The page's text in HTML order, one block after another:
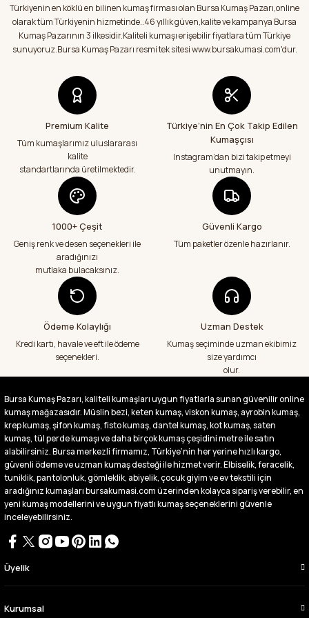
Ürün bilgilerinde hatalar bulunuyor.
Ürün fiyatı diğer sitelerden daha pahalı.
Bu ürüne benzer farklı alternatifler olmalı.
S... S... | 03/08/2026
Satıcı ilgili ve kısa sürede sorunsuz bir
doğrultusunda kumaşlarımı aldım.Çok
memnun kaldım.Teşekkürler
E... Y... | 01/08/2026
Kumaşlar eksiksiz tertemiz bir şekilde geldi
çok teşekkür ediyorum
Abdurrahman Samsur | 24/07/2026
Teslimatım özenli güzel hazırlanmış bir
şekilde geldi çok memnun kaldım emeği
geçenlere teşekkür ediyorum
Abdurrahman Samsur | 24/07/2026
Aradığım kumaşçı artık hep buradan alış
veriş yapacağım in şa Allah çünkü 4 farklı
kumaş aldım hem ölçü olarak hem
görüntü,doku olarak çok memnun kaldım
emeği geçenlere teşekkür ediyorum
A... S... | 24/07/2026
büyük kolaylık emeği geçenlere teşekkür
ediyorum
Abdurrahman Samsur | 24/07/2026
Buradan ikinci alışverişim ikisinden de çok
memnun kaldım teşekkürler.
Büşra Singeç | 02/07/2026
Bursa kumaş pazarından defalarca kumaş
aldım videoda anlatılıp gosterildigi gibi
uygun fiyatlarından ve kalitesinden dolayı
tercih ettiğim kumaşçi
Türkiyenin en köklü en bilinen kumaş firması olan Bursa Kumaş Pazarı,online
olarak tüm Türkiyenin hizmetinde..46 yıllık güven,kalite ve kampanya Bursa
Kumaş Pazarının 3 ilkesidir.Kaliteli kumaşı erişebilir fiyatlara tüm Türkiye
sunuyoruz.Bursa Kumaş Pazarı resmi tek sitesi www.bursakumasi.com'dur.
Premium Kalite
Tüm kumaşlarımız uluslararası
kalite
standartlarında üretilmektedir.
Türkiye’nin En Çok Takip Edilen
Kumaşçısı
Instagram’dan bizi takip etmeyi
unutmayın.
1000+ Çeşit
Geniş renk ve desen seçenekleri ile
aradığınızı
mutlaka bulacaksınız.
Güvenli Kargo
Tüm paketler özenle hazırlanır.
Ödeme Kolaylığı
Kredi kartı, havale ve eft ile ödeme
seçenekleri.
Uzman Destek
Kumaş seçiminde uzman ekibimiz
size yardımcı
olur.
Bursa Kumaş Pazarı, kaliteli kumaşları uygun fiyatlarla sunan güvenilir online
kumaş mağazasıdır. Müslin bezi, keten kumaş, viskon kumaş, ayrobin kumaş,
krep kumaş, şifon kumaş, fisto kumaş, dantel kumaş, kot kumaş, saten
kumaş, tül perde kumaşı ve daha birçok kumaş çeşidini metre ile satın
alabilirsiniz. Bursa merkezli firmamız, Türkiye’nin her yerine hızlı kargo,
güvenli ödeme ve uzman kumaş desteği ile hizmet verir. Elbiselik, feracelik,
tuniklik, pantolonluk, gömleklik, abiyelik, çocuk giyim ve ev tekstili için
aradığınız kumaşları bursakumasi.com üzerinden kolayca sipariş verebilir, en
yeni kumaş modellerini ve uygun fiyatlı kumaş seçeneklerini güvenle
inceleyebilirsiniz.
Üyelik
Kurumsal